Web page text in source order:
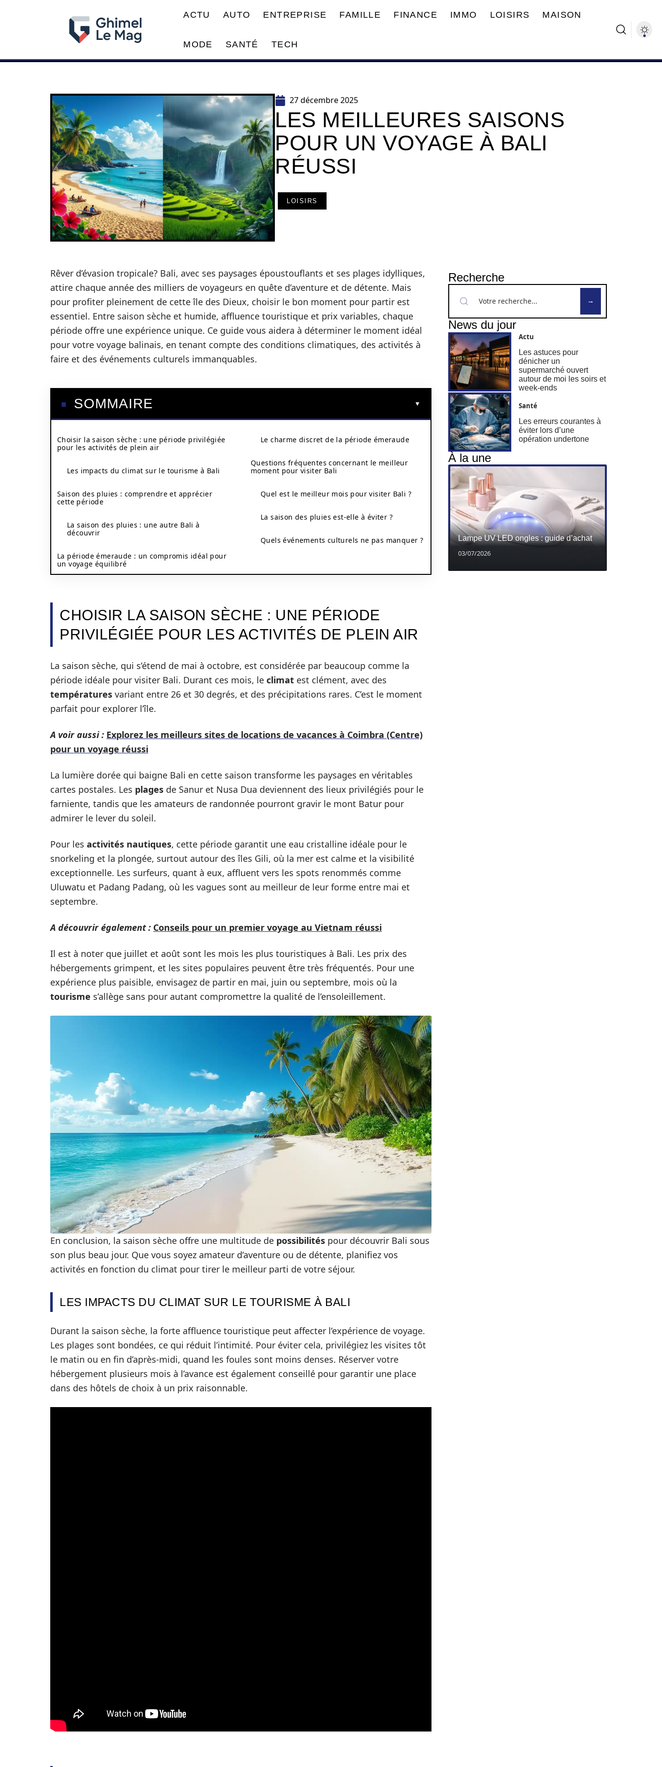
ACTU AUTO ENTREPRISE FAMILLE FINANCE IMMO LOISIRS MAISON
MODE SANTÉ TECH
27 décembre 2025
LES MEILLEURES SAISONS
POUR UN VOYAGE À BALI
RÉUSSI
LOISIRS
Rêver d’évasion tropicale? Bali, avec ses paysages époustouflants et ses plages idylliques,
attire chaque année des milliers de voyageurs en quête d’aventure et de détente. Mais
pour profiter pleinement de cette île des Dieux, choisir le bon moment pour partir est
essentiel. Entre saison sèche et humide, affluence touristique et prix variables, chaque
période offre une expérience unique. Ce guide vous aidera à déterminer le moment idéal
pour votre voyage balinais, en tenant compte des conditions climatiques, des activités à
faire et des événements culturels immanquables.
SOMMAIRE
Choisir la saison sèche : une période privilégiée
pour les activités de plein air
Les impacts du climat sur le tourisme à Bali
Saison des pluies : comprendre et apprécier
cette période
La saison des pluies : une autre Bali à
découvrir
La période émeraude : un compromis idéal pour
un voyage équilibré
Le charme discret de la période émeraude
Questions fréquentes concernant le meilleur
moment pour visiter Bali
Quel est le meilleur mois pour visiter Bali ?
La saison des pluies est-elle à éviter ?
Quels événements culturels ne pas manquer ?
CHOISIR LA SAISON SÈCHE : UNE PÉRIODE
PRIVILÉGIÉE POUR LES ACTIVITÉS DE PLEIN AIR
La saison sèche, qui s’étend de mai à octobre, est considérée par beaucoup comme la
période idéale pour visiter Bali. Durant ces mois, le climat est clément, avec des
températures variant entre 26 et 30 degrés, et des précipitations rares. C’est le moment
parfait pour explorer l’île.
A voir aussi : Explorez les meilleurs sites de locations de vacances à Coimbra (Centre)
pour un voyage réussi
La lumière dorée qui baigne Bali en cette saison transforme les paysages en véritables
cartes postales. Les plages de Sanur et Nusa Dua deviennent des lieux privilégiés pour le
farniente, tandis que les amateurs de randonnée pourront gravir le mont Batur pour
admirer le lever du soleil.
Pour les activités nautiques, cette période garantit une eau cristalline idéale pour le
snorkeling et la plongée, surtout autour des îles Gili, où la mer est calme et la visibilité
exceptionnelle. Les surfeurs, quant à eux, affluent vers les spots renommés comme
Uluwatu et Padang Padang, où les vagues sont au meilleur de leur forme entre mai et
septembre.
A découvrir également : Conseils pour un premier voyage au Vietnam réussi
Il est à noter que juillet et août sont les mois les plus touristiques à Bali. Les prix des
hébergements grimpent, et les sites populaires peuvent être très fréquentés. Pour une
expérience plus paisible, envisagez de partir en mai, juin ou septembre, mois où la
tourisme s’allège sans pour autant compromettre la qualité de l’ensoleillement.
En conclusion, la saison sèche offre une multitude de possibilités pour découvrir Bali sous
son plus beau jour. Que vous soyez amateur d’aventure ou de détente, planifiez vos
activités en fonction du climat pour tirer le meilleur parti de votre séjour.
LES IMPACTS DU CLIMAT SUR LE TOURISME À BALI
Durant la saison sèche, la forte affluence touristique peut affecter l’expérience de voyage.
Les plages sont bondées, ce qui réduit l’intimité. Pour éviter cela, privilégiez les visites tôt
le matin ou en fin d’après-midi, quand les foules sont moins denses. Réserver votre
hébergement plusieurs mois à l’avance est également conseillé pour garantir une place
dans des hôtels de choix à un prix raisonnable.
Recherche
News du jour
Actu
Les astuces pour
dénicher un
supermarché ouvert
autour de moi les soirs et
week-ends
Santé
Les erreurs courantes à
éviter lors d’une
opération undertone
À la une
Lampe UV LED ongles : guide d’achat
03/07/2026